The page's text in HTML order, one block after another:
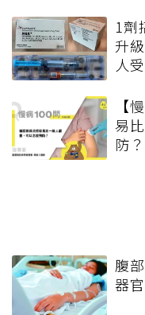
1劑
升
人
【
易
防？
腹
器